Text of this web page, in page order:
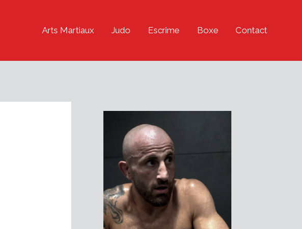
Arts Martiaux Judo Escrime Boxe Contact